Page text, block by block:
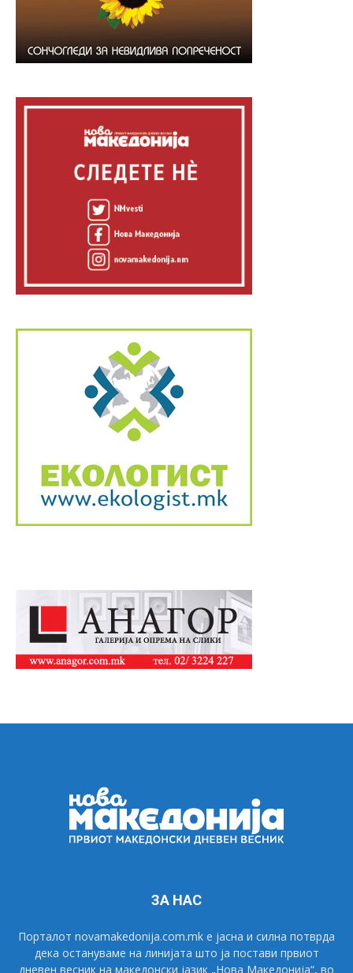
ЗА НАС
Порталот novamakedonija.com.mk е јасна и силна потврда
дека остануваме на линијата што ја постави првиот
дневен весник на македонски јазик „Нова Македонија“, во